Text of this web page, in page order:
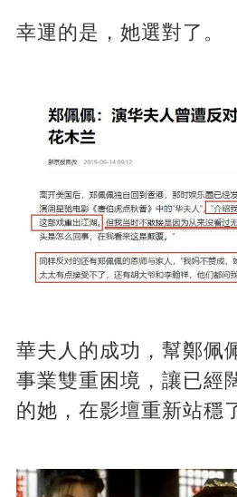
幸運的是，她選對了。
華夫人的成功，幫鄭佩
事業雙重困境，讓已經
的她，在影壇重新站穩